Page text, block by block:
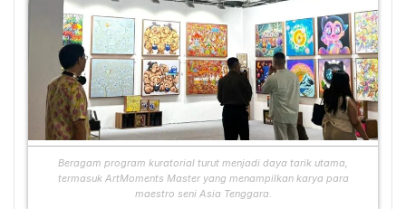
Beragam program kuratorial turut menjadi daya tarik utama,
termasuk ArtMoments Master yang menampilkan karya para
maestro seni Asia Tenggara.